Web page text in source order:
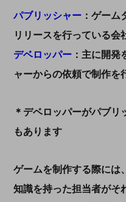
パブリッシャー：ゲーム
リリースを行っている会
デベロッパー：主に開発
ャーからの依頼で制作を
＊デベロッパーがパブリ
もあります
ゲームを制作する際には
知識を持った担当者がそ